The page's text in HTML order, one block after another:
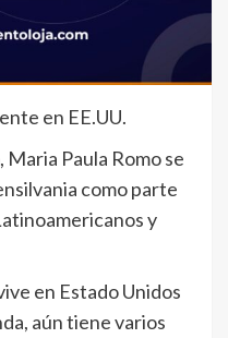
en EE.UU.
Paula Romo se
como parte
y
en Estado Unidos
aún tiene varios